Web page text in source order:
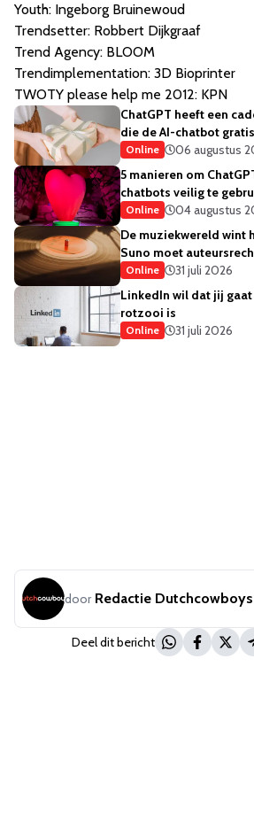
Youth: Ingeborg Bruinewoud
Trendsetter: Robbert Dijkgraaf
Trend Agency: BLOOM
Trendimplementation: 3D Bioprinter
TWOTY please help me 2012: KPN
ChatGPT heeft een
die de AI-chatbot
Online
06 augustus
5 manieren om
chatbots veilig te
Online
04 augustus
De muziekwereld wint
Suno moet
Online
31 juli 2026
LinkedIn wil dat jij
rotzooi is
Online 31 juli 2026
door Redactie Dutchcowboys
Deel dit bericht